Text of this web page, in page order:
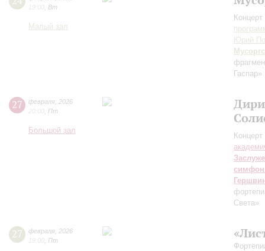
19:00 Вт
Малый зал
Юрий
Гаспар»
27 февраля 2026
20:00 Пт
Большой зал
Света»
27 февраля 2026
19:00 Пт